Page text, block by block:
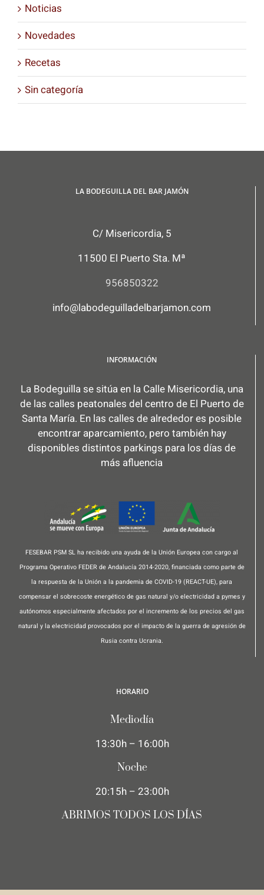
Noticias
Novedades
Recetas
Sin categoría
LA BODEGUILLA DEL BAR JAMÓN
C/ Misericordia, 5
11500 El Puerto Sta. Mª
956850322
info@labodeguilladelbarjamon.com
INFORMACIÓN
La Bodeguilla se sitúa en la Calle Misericordia, una
de las calles peatonales del centro de El Puerto de
Santa María. En las calles de alrededor es posible
encontrar aparcamiento, pero también hay
disponibles distintos parkings para los días de
más afluencia
FESEBAR PSM SL ha recibido una ayuda de la Unión Europea con cargo al
Programa Operativo FEDER de Andalucía 2014-2020, financiada como parte de
la respuesta de la Unión a la pandemia de COVID-19 (REACT-UE), para
compensar el sobrecoste energético de gas natural y/o electricidad a pymes y
autónomos especialmente afectados por el incremento de los precios del gas
natural y la electricidad provocados por el impacto de la guerra de agresión de
Rusia contra Ucrania.
HORARIO
Mediodía
13:30h – 16:00h
Noche
20:15h – 23:00h
ABRIMOS TODOS LOS DÍAS